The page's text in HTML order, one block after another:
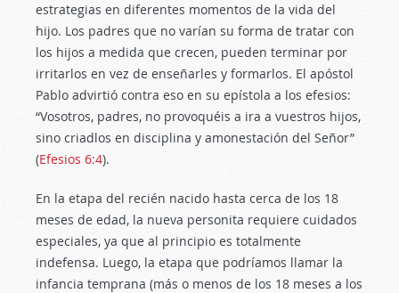
estrategias en diferentes momentos de la vida del
hijo. Los padres que no varían su forma de tratar con
los hijos a medida que crecen, pueden terminar por
irritarlos en vez de enseñarles y formarlos. El apóstol
Pablo advirtió contra eso en su epístola a los efesios:
“Vosotros, padres, no provoquéis a ira a vuestros hijos,
sino criadlos en disciplina y amonestación del Señor”
(Efesios 6:4).
En la etapa del recién nacido hasta cerca de los 18
meses de edad, la nueva personita requiere cuidados
especiales, ya que al principio es totalmente
indefensa. Luego, la etapa que podríamos llamar la
infancia temprana (más o menos de los 18 meses a los